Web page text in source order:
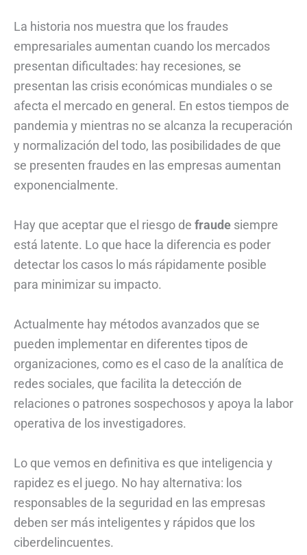
La historia nos muestra que los fraudes
empresariales aumentan cuando los mercados
presentan dificultades: hay recesiones, se
presentan las crisis económicas mundiales o se
afecta el mercado en general. En estos tiempos de
pandemia y mientras no se alcanza la recuperación
y normalización del todo, las posibilidades de que
se presenten fraudes en las empresas aumentan
exponencialmente.
Hay que aceptar que el riesgo de fraude siempre
está latente. Lo que hace la diferencia es poder
detectar los casos lo más rápidamente posible
para minimizar su impacto.
Actualmente hay métodos avanzados que se
pueden implementar en diferentes tipos de
organizaciones, como es el caso de la analítica de
redes sociales, que facilita la detección de
relaciones o patrones sospechosos y apoya la labor
operativa de los investigadores.
Lo que vemos en definitiva es que inteligencia y
rapidez es el juego. No hay alternativa: los
responsables de la seguridad en las empresas
deben ser más inteligentes y rápidos que los
ciberdelincuentes.